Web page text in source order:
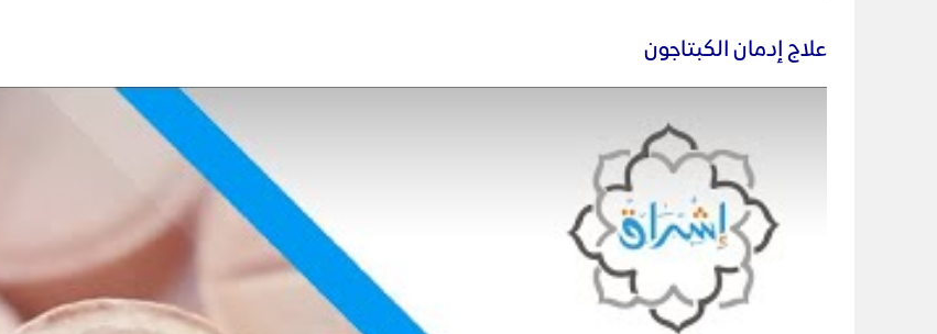
علاج إدمان الكبتاجون